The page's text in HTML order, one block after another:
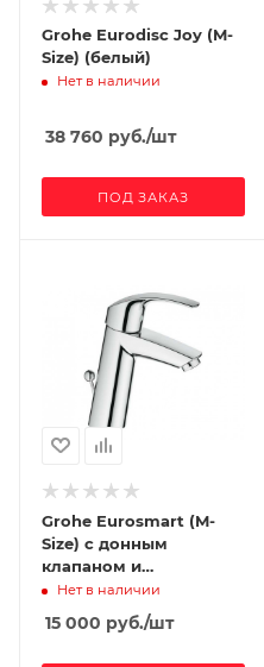
Grohe Eurodisc Joy (M-
Size) (белый)
Нет в наличии
38 760 руб./шт
ПОД ЗАКАЗ
Grohe Eurosmart (M-
Size) с донным
клапаном и
энергосберегающим
картриджем
Нет в наличии
15 000 руб./шт